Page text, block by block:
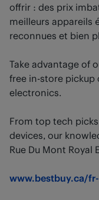
offrir : des prix
meilleurs appareils
reconnues et bien
Take advantage of
free in-store
electronics.
From top tech
devices, our
Rue Du Mont Royal
www.bestbuy.ca/